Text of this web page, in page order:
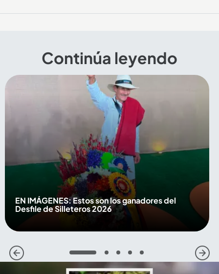
Continúa leyendo
EN IMÁGENES: Estos son los ganadores del
Desfile de Silleteros 2026
1 2 3 4 5